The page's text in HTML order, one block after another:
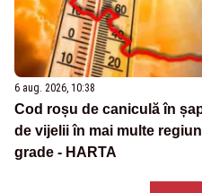
6 aug. 2026, 10:38
Cod roșu de caniculă în
de vijelii în mai multe
grade - HARTA